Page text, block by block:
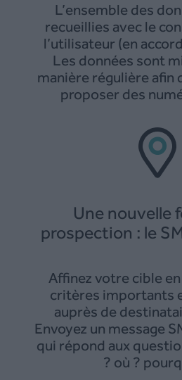
L’ensemble des
recueillies avec le
l’utilisateur (en
Les données sont
manière régulière afin
proposer des
Une nouvelle
prospection : le
Affinez votre cible
critères importants
auprès de
Envoyez un message
qui répond aux
? où ?